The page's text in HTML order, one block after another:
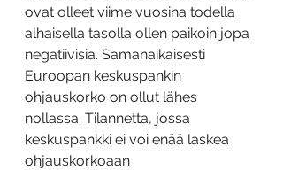
ovat olleet viime vuosina todella
alhaisella tasolla ollen paikoin jopa
negatiivisia. Samanaikaisesti
Euroopan keskuspankin
ohjauskorko on ollut lähes
nollassa. Tilannetta, jossa
keskuspankki ei voi enää laskea
ohjauskorkoaan